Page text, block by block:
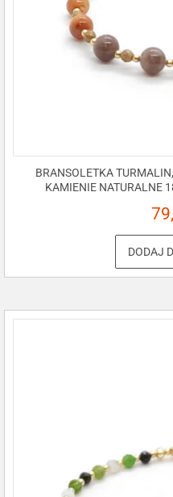
BRANSOLETKA
KAMIENIE NATURALNE
DODAJ